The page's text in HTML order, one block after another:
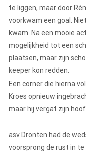
te liggen, maar door
voorkwam een goal.
kwam. Na een mooie
mogelijkheid tot een
plaatsen, maar zijn
keeper kon redden.
Een corner die hierna
Kroes opnieuw
maar hij vergat zijn
asv Dronten had de
voorsprong de rust in te